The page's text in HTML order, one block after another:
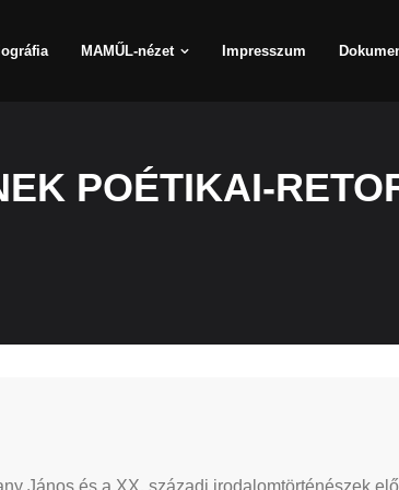
MAMŰL-nézet Impresszum
POÉTIKAI-
János és a XX. századi irodalomtörténészek